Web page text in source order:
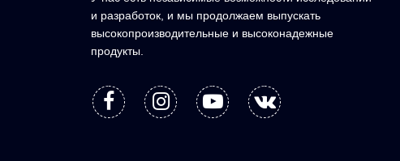
и разработок, и мы продолжаем выпускать
высокопроизводительные и высоконадежные
продукты.